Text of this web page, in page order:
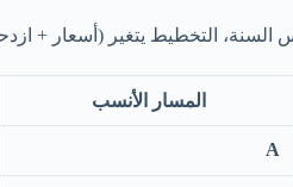
التخطيط يتغير (أسعار +
المسار الأنسب
A